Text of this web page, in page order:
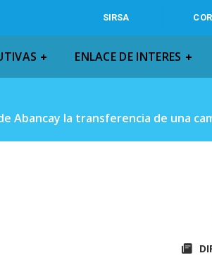
SIRSA
ENLACE DE INTERES
Abancay la transferencia de una